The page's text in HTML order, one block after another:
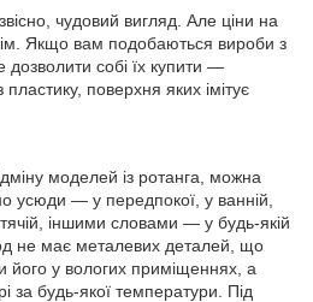
чудовий вигляд. Але ціни на
Якщо вам подобаються вироби з
собі їх купити —
поверхня яких імітує
моделей із ротанга, можна
усюди — у передпокої, у ванній,
іншими словами — у будь-якій
не має металевих деталей, що
його у вологих приміщеннях, а
за будь-якої температури. Під